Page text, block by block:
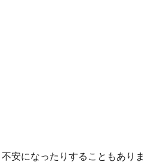
安になったりすることもありま